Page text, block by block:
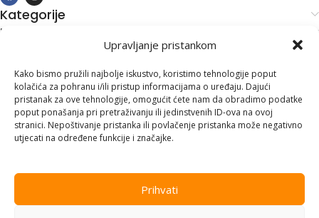
Upravljanje pristankom
Kako bismo pružili najbolje iskustvo, koristimo tehnologije poput
kolačića za pohranu i/ili pristup informacijama o uređaju. Dajući
pristanak za ove tehnologije, omogućit ćete nam da obradimo podatke
poput ponašanja pri pretraživanju ili jedinstvenih ID-ova na ovoj
stranici. Nepoštivanje pristanka ili povlačenje pristanka može negativno
utjecati na određene funkcije i značajke.
Prihvati
Kategorije
Kupovina i podrška
Kontakt informacije
Branilaca Bosne, 75 300 Lukavac
+387 35 555 999
info@pconer.ba